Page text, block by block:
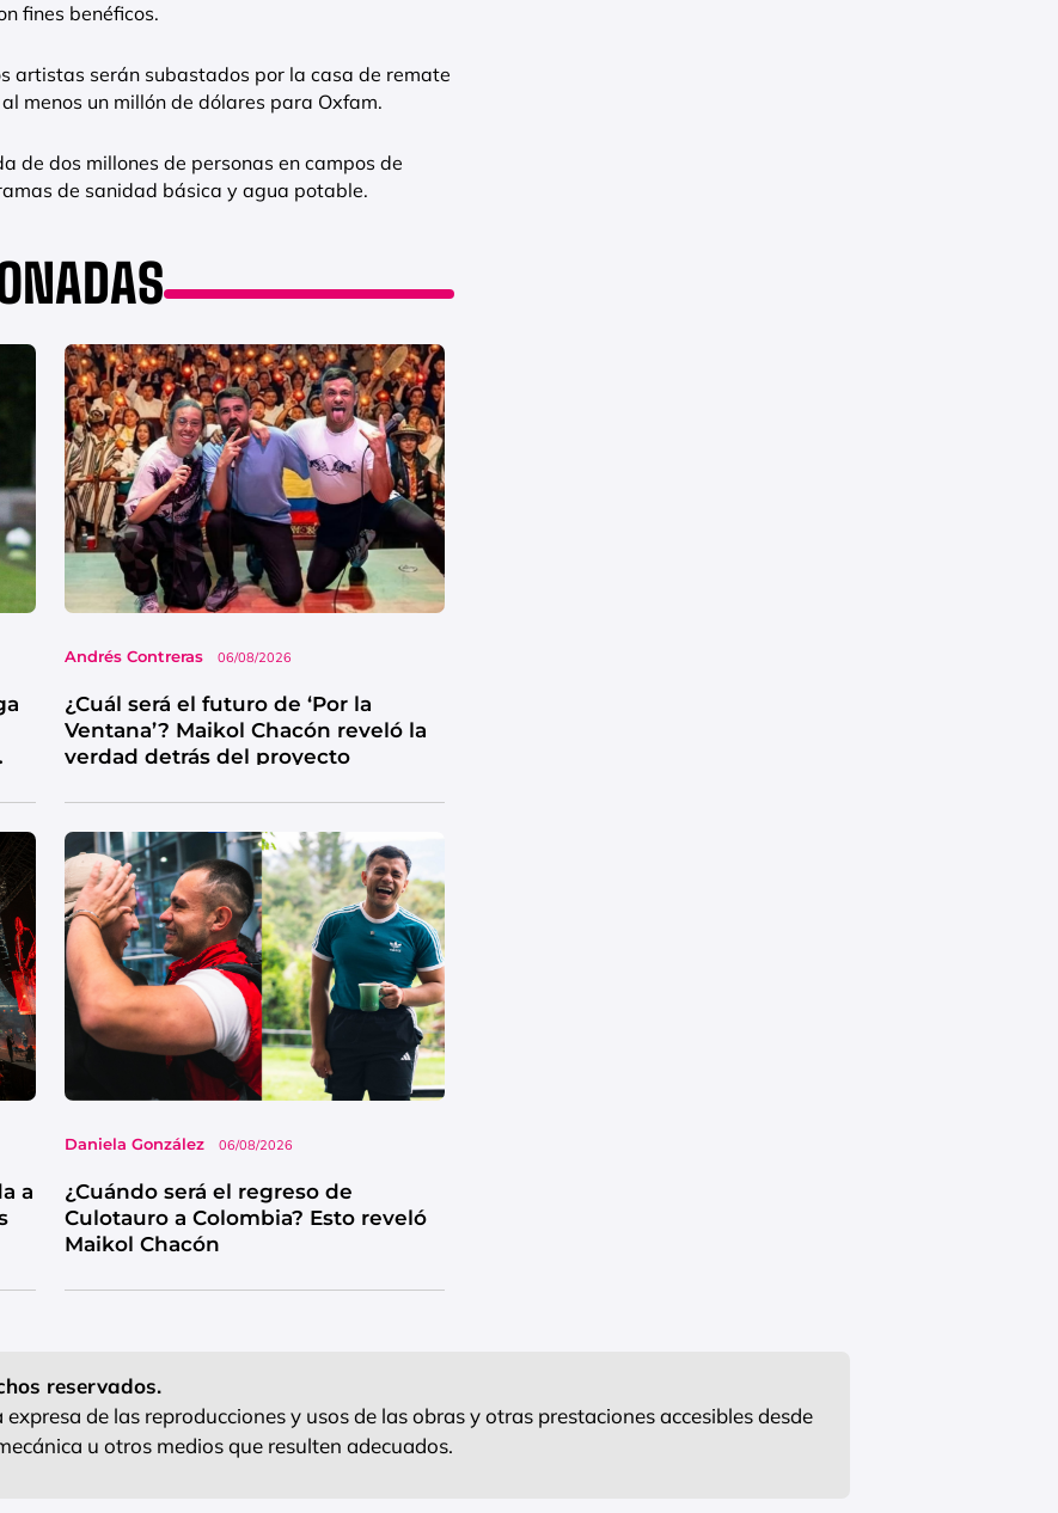
fines benéficos.
artistas serán subastados por la casa de remate
menos un millón de dólares para Oxfam.
de dos millones de personas en campos de
de sanidad básica y agua potable.
Andrés Contreras 06/08/2026
¿Cuál será el futuro de ‘Por la
Ventana’? Maikol Chacón reveló la
verdad detrás del proyecto
a
Daniela González 06/08/2026
¿Cuándo será el regreso de
Culotauro a Colombia? Esto reveló
Maikol Chacón
reservados.
de las reproducciones y usos de las obras y otras prestaciones accesibles desde
u otros medios que resulten adecuados.